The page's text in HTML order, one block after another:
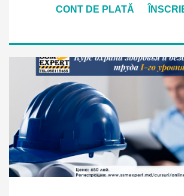
CONT DE PLATĂ